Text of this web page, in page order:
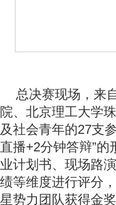
总决赛现场，来
院、北京理工大学
及社会青年的27支
直播+2分钟答辩”
业计划书、现场路
绩等维度进行评分
星势力团队获得金